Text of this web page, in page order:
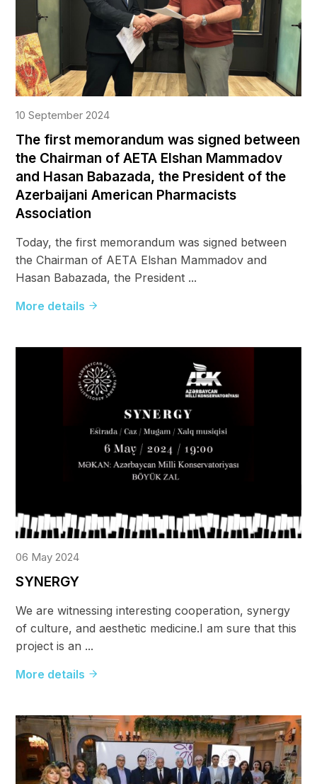
10 September 2024
The first memorandum was signed between
the Chairman of AETA Elshan Mammadov
and Hasan Babazada, the President of the
Azerbaijani American Pharmacists
Association
Today, the first memorandum was signed between
the Chairman of AETA Elshan Mammadov and
Hasan Babazada, the President ...
More details
06 May 2024
SYNERGY
We are witnessing interesting cooperation, synergy
of culture, and aesthetic medicine.I am sure that this
project is an ...
More details